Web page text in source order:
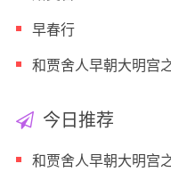
早春行
和贾舍人早朝大明宫
今日推荐
和贾舍人早朝大明宫